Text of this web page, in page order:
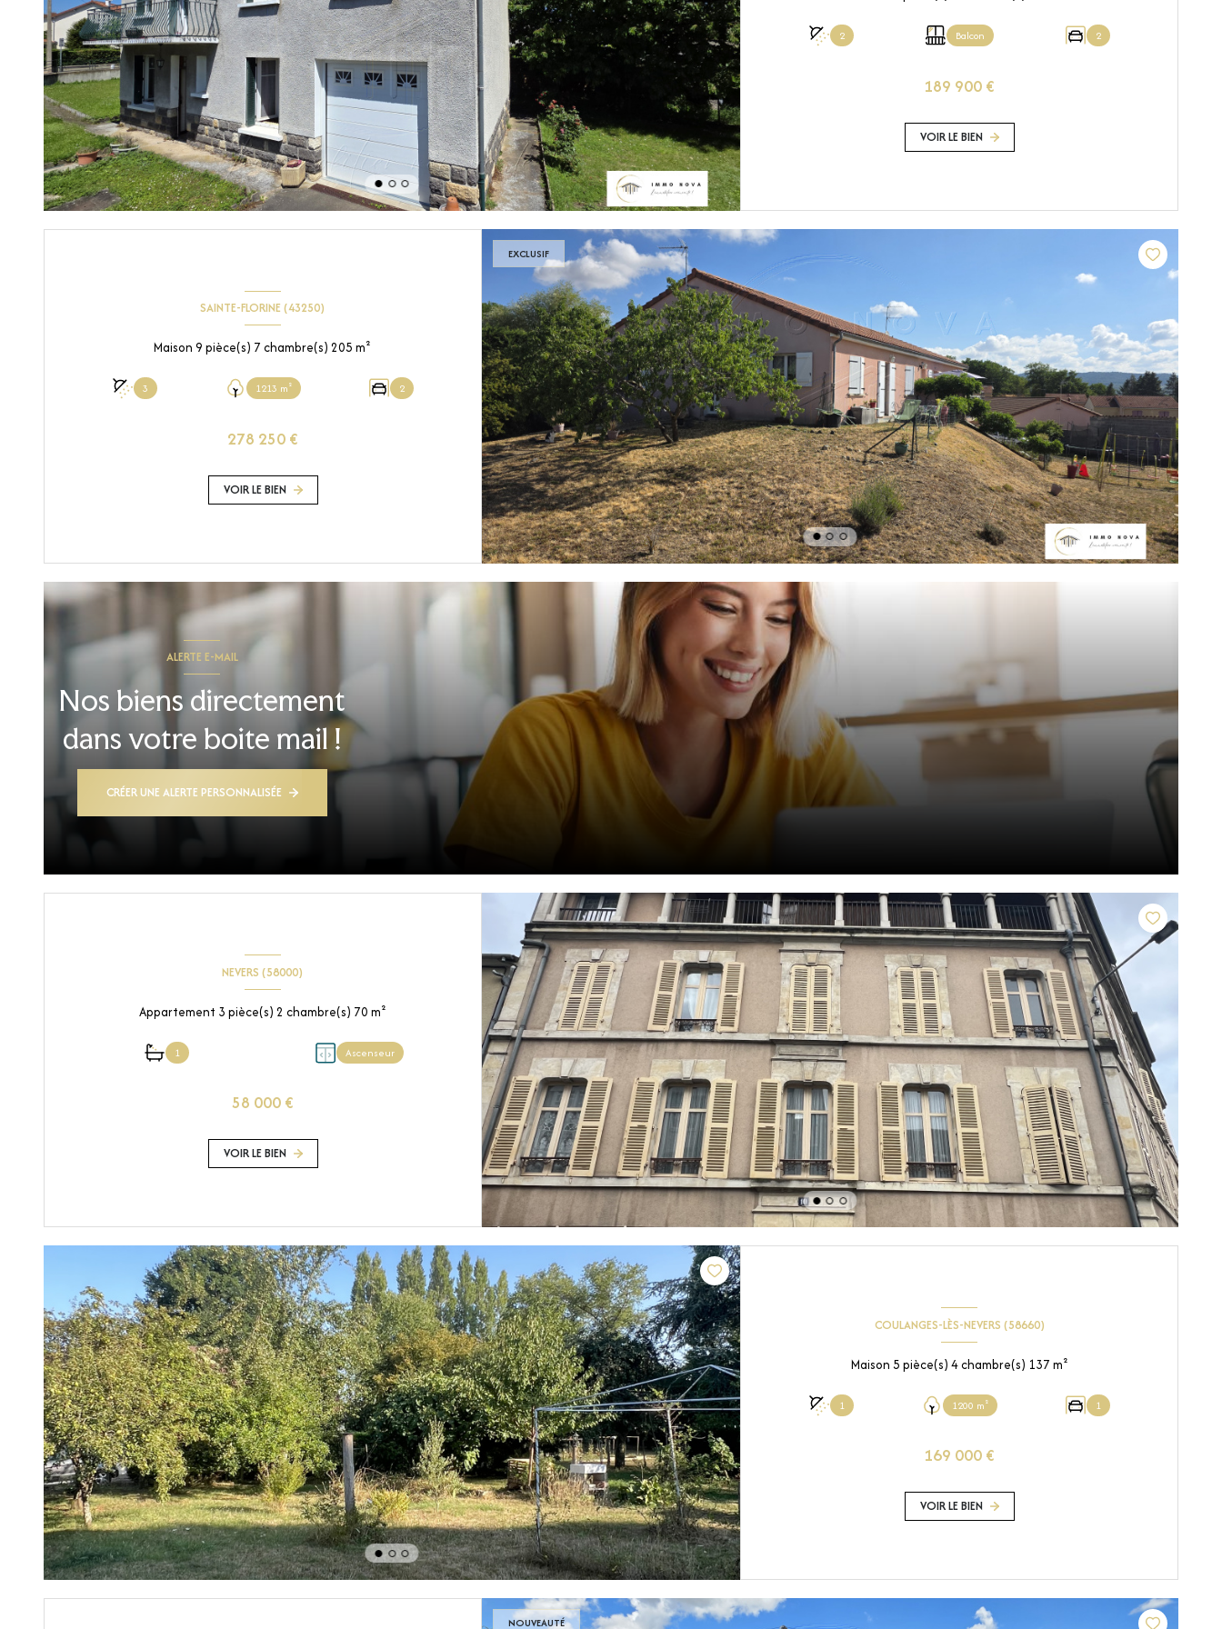
2 Balcon 2
189 900 €
VOIR LE BIEN
EXCLUSIF
SAINTE-FLORINE (43250)
Maison 9 pièce(s) 7 chambre(s) 205 m²
3 1213 m² 2
278 250 €
VOIR LE BIEN
ALERTE E-MAIL
Nos biens directement
dans votre boite mail !
CRÉER UNE ALERTE PERSONNALISÉE
NEVERS (58000)
Appartement 3 pièce(s) 2 chambre(s) 70 m²
1 Ascenseur
58 000 €
VOIR LE BIEN
COULANGES-LÈS-NEVERS (58660)
Maison 5 pièce(s) 4 chambre(s) 137 m²
1 1200 m² 1
169 000 €
VOIR LE BIEN
NOUVEAUTÉ